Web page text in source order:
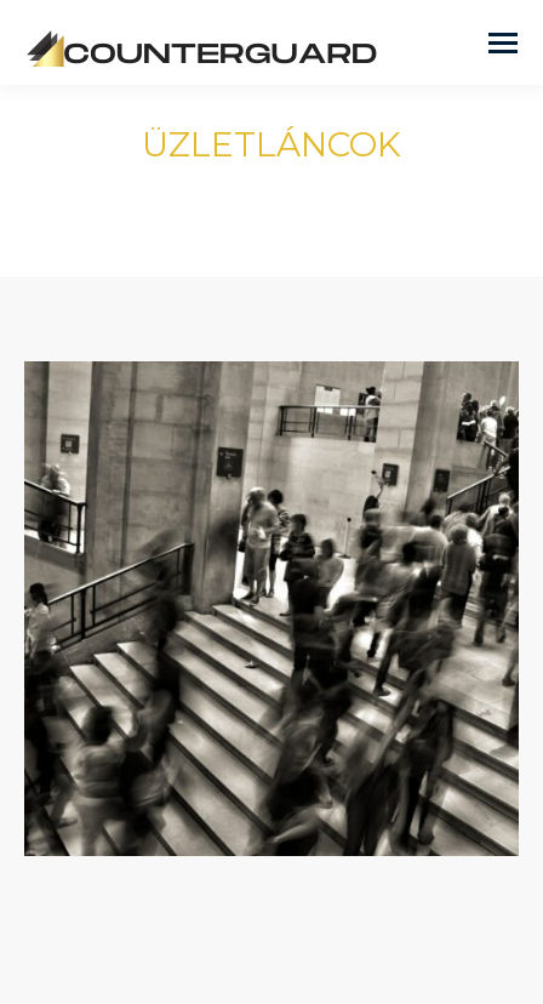
ÜZLETLÁNCOK